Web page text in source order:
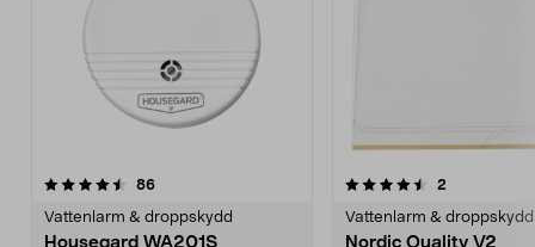
86recensioner
Vattenlarm & droppskydd
Housegard WA201S
4.5 av 5 stjärnor 2
Vattenlarm & droppskydd
Nordic Quality V2
5.0 av 5 stjärnor